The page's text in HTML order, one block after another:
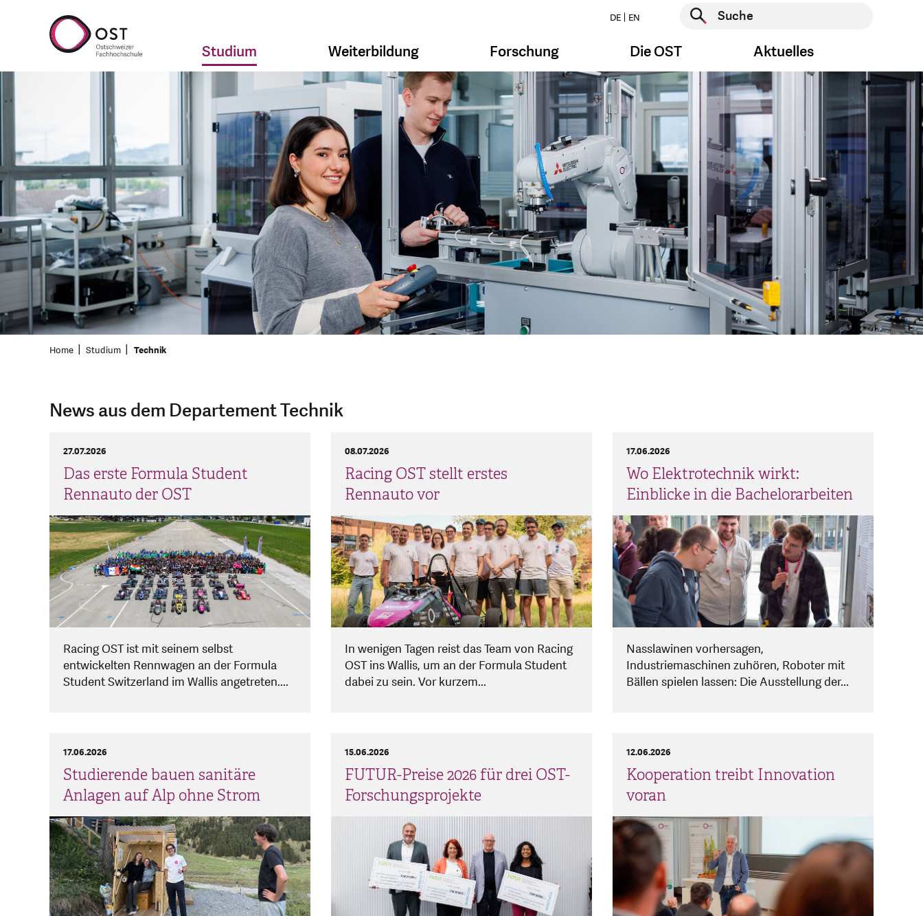
DE EN
Suche starten
Studium Weiterbildung Forschung Die OST Aktuelles
Home Studium Technik
News aus dem Departement Technik
Das erste Formula Student
Rennauto der OST
27.07.2026
Racing OST ist mit seinem selbst
entwickelten Rennwagen an der Formula
Student Switzerland im Wallis angetreten....
Racing OST stellt erstes
Rennauto vor
08.07.2026
In wenigen Tagen reist das Team von Racing
OST ins Wallis, um an der Formula Student
dabei zu sein. Vor kurzem...
Wo Elektrotechnik wirkt:
Einblicke in die Bachelorarbeiten
17.06.2026
Nasslawinen vorhersagen,
Industriemaschinen zuhören, Roboter mit
Bällen spielen lassen: Die Ausstellung der...
Studierende bauen sanitäre
Anlagen auf Alp ohne Strom
17.06.2026
FUTUR-Preise 2026 für drei OST-
Forschungsprojekte
15.06.2026
Kooperation treibt Innovation
voran
12.06.2026